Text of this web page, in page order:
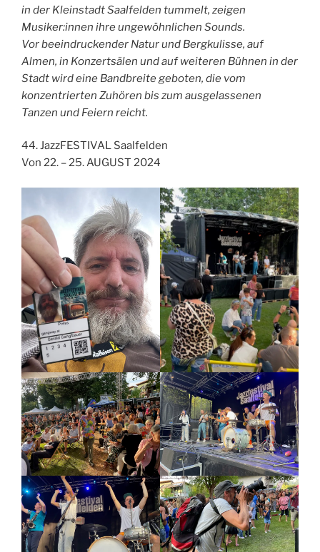
in der Kleinstadt Saalfelden tummelt, zeigen
Musiker:innen ihre ungewöhnlichen Sounds.
Vor beeindruckender Natur und Bergkulisse, auf
Almen, in Konzertsälen und auf weiteren Bühnen in der
Stadt wird eine Bandbreite geboten, die vom
konzentrierten Zuhören bis zum ausgelassenen
Tanzen und Feiern reicht.
44. JazzFESTIVAL Saalfelden
Von 22. – 25. AUGUST 2024